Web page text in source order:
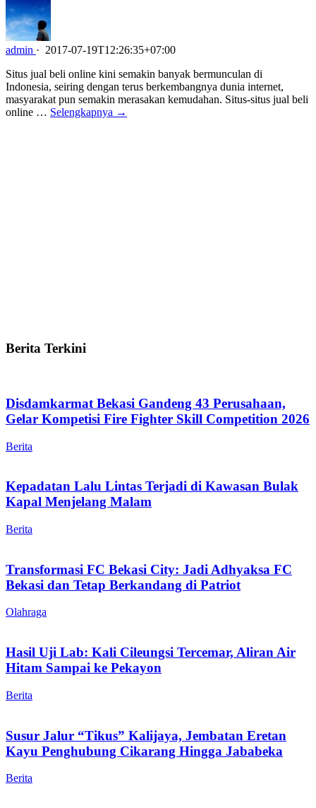
admin · 2017-07-19T12:26:35+07:00
Situs jual beli online kini semakin banyak bermunculan di
Indonesia, seiring dengan terus berkembangnya dunia internet,
masyarakat pun semakin merasakan kemudahan. Situs-situs jual beli
online … Selengkapnya →
Berita Terkini
Disdamkarmat Bekasi Gandeng 43 Perusahaan,
Gelar Kompetisi Fire Fighter Skill Competition 2026
Berita
Kepadatan Lalu Lintas Terjadi di Kawasan Bulak
Kapal Menjelang Malam
Berita
Transformasi FC Bekasi City: Jadi Adhyaksa FC
Bekasi dan Tetap Berkandang di Patriot
Olahraga
Hasil Uji Lab: Kali Cileungsi Tercemar, Aliran Air
Hitam Sampai ke Pekayon
Berita
Susur Jalur “Tikus” Kalijaya, Jembatan Eretan
Kayu Penghubung Cikarang Hingga Jababeka
Berita